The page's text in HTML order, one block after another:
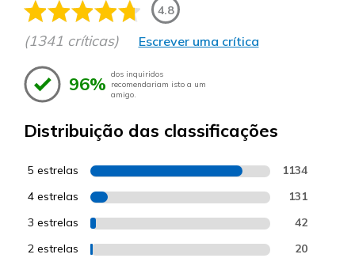
4.8
(1341 críticas) Escrever uma crítica
96% dos inquiridos
recomendariam isto a um
amigo.
Distribuição das classificações
5 estrelas 1134
4 estrelas 131
3 estrelas 42
2 estrelas 20